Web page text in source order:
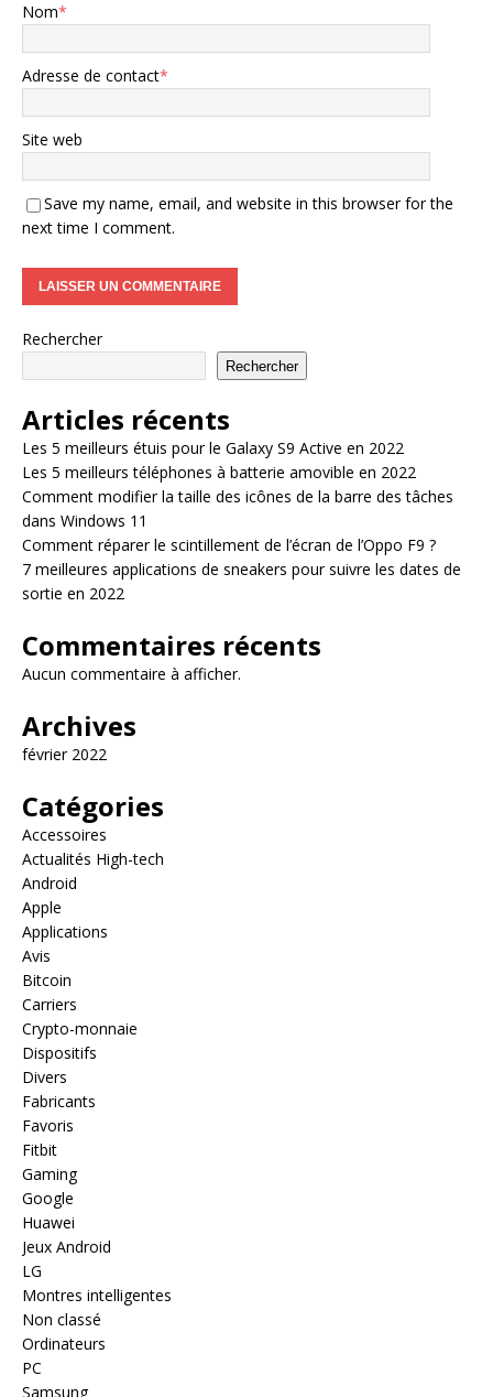
Nom*
Adresse de contact*
Site web
Save my name, email, and website in this browser for the
next time I comment.
Rechercher
Rechercher
Articles récents
Les 5 meilleurs étuis pour le Galaxy S9 Active en 2022
Les 5 meilleurs téléphones à batterie amovible en 2022
Comment modifier la taille des icônes de la barre des tâches
dans Windows 11
Comment réparer le scintillement de l’écran de l’Oppo F9 ?
7 meilleures applications de sneakers pour suivre les dates de
sortie en 2022
Commentaires récents
Aucun commentaire à afficher.
Archives
février 2022
Catégories
Accessoires
Actualités High-tech
Android
Apple
Applications
Avis
Bitcoin
Carriers
Crypto-monnaie
Dispositifs
Divers
Fabricants
Favoris
Fitbit
Gaming
Google
Huawei
Jeux Android
LG
Montres intelligentes
Non classé
Ordinateurs
PC
Samsung